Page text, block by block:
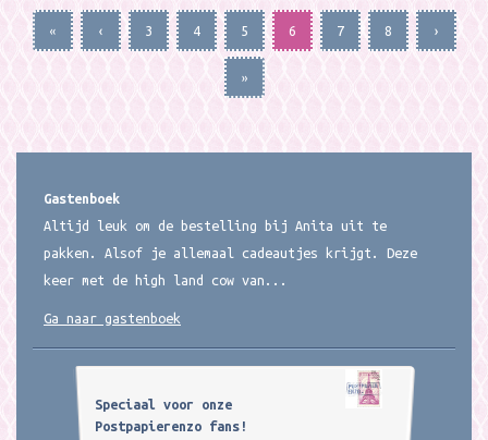
« ‹ 3 4 5 6 7 8 ›
»
Gastenboek
Altijd leuk om de bestelling bij Anita uit te
pakken. Alsof je allemaal cadeautjes krijgt. Deze
keer met de high land cow van...
Ga naar gastenboek
Speciaal voor onze
Postpapierenzo fans!